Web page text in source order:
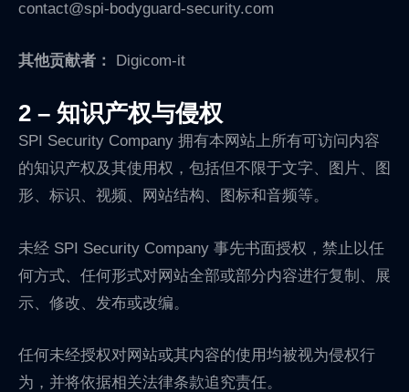
contact@spi-bodyguard-security.com
其他贡献者： Digicom-it
2 – 知识产权与侵权
SPI Security Company 拥有本网站上所有可访问内容
的知识产权及其使用权，包括但不限于文字、图片、图
形、标识、视频、网站结构、图标和音频等。
未经 SPI Security Company 事先书面授权，禁止以任
何方式、任何形式对网站全部或部分内容进行复制、展
示、修改、发布或改编。
任何未经授权对网站或其内容的使用均被视为侵权行
为，并将依据相关法律条款追究责任。